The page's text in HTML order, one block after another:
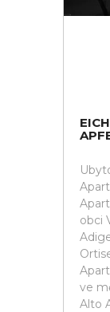
obci
ve
Alto